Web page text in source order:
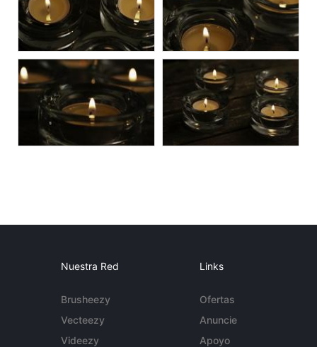
Nuestra Red
Brusheezy
Vecteezy
Videezy
Links
Ofertas
Anuncie
Apoyo